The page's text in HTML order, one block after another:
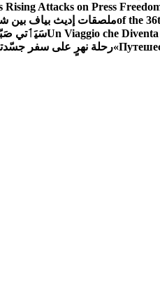
Attacks on Press
of theملصقات إديث بياف بين
Un Viaggio cheسَيَٲتي
رحلة نهرٍ على سفر